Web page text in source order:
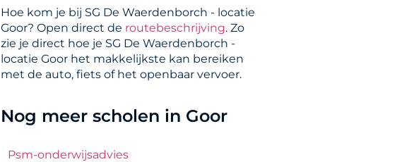
Hoe kom je bij SG De Waerdenborch - locatie
Goor? Open direct de routebeschrijving. Zo
zie je direct hoe je SG De Waerdenborch -
locatie Goor het makkelijkste kan bereiken
met de auto, fiets of het openbaar vervoer.
Nog meer scholen in Goor
Psm-onderwijsadvies